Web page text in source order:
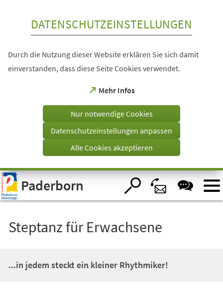
Visuelle
Assistenzsoftware
öffnen.
DATENSCHUTZEINSTELLUNGEN
Durch die Nutzung dieser Website erklären Sie sich damit
einverstanden, dass diese Seite Cookies verwendet.
Mehr Infos
(Öffnet
einem
Tab)
Nur notwendige Cookies
Datenschutzeinstellungen anpassen
Alle Cookies akzeptieren
Paderborn
Steptanz für Erwachsene
...in jedem steckt ein kleiner Rhythmiker!